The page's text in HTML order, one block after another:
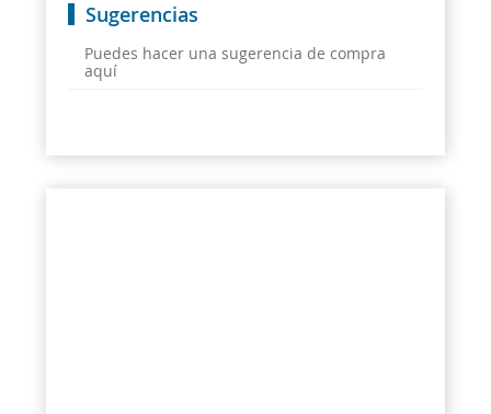
Sugerencias
Puedes hacer una sugerencia de compra
aquí